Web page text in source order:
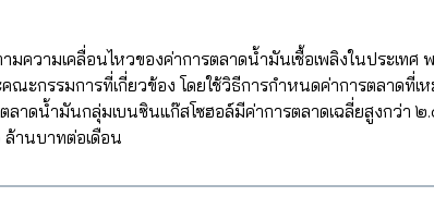
มความเคลื่อนไหวของค่าการตลาดน้ำมันเชื้อเพลิงในประเ
ณะกรรมการที่เกี่ยวข้อง โดยใช้วิธีการกำหนดค่าการตลาด
ตลาดน้ำมันกลุ่มเบนซินแก๊สโซฮอล์มีค่าการตลาดเฉลี่ยสูงกว่
ล้านบาทต่อเดือน